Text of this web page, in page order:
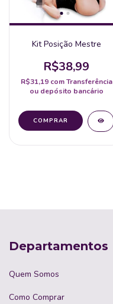
Kit Posição Mestre
R$38,99
R$31,19 com Transferência
ou depósito bancário
Departamentos
Quem Somos
Como Comprar